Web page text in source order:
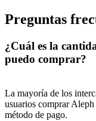
Preguntas
¿Cuál es la
puedo comprar?
La mayoría de los
usuarios comprar
método de pago.